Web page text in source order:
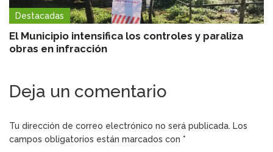
Destacadas
El Municipio intensifica los controles y paraliza
obras en infracción
Deja un comentario
Tu dirección de correo electrónico no será publicada. Los
campos obligatorios están marcados con *